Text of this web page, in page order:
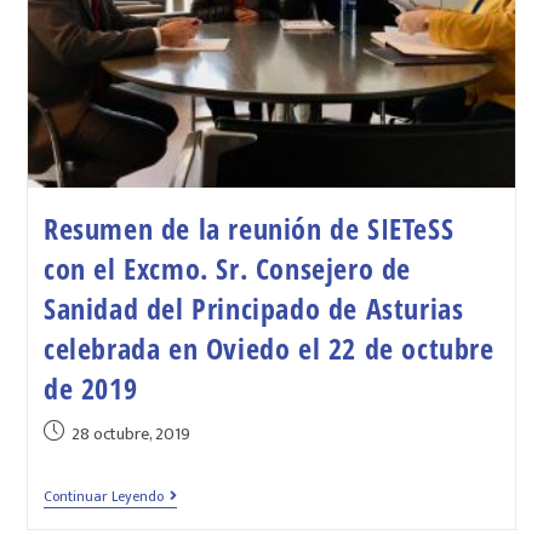
Resumen de la reunión de SIETeSS
con el Excmo. Sr. Consejero de
Sanidad del Principado de Asturias
celebrada en Oviedo el 22 de octubre
de 2019
28 octubre, 2019
Continuar Leyendo